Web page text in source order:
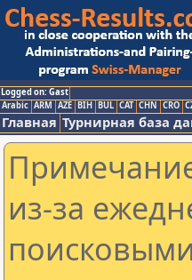
Logged on: Gast
Arabic ARM AZE BIH BUL CAT CHN CRO
Главная Турнирная база
из-за